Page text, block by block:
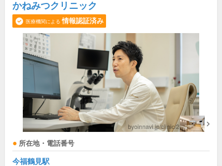
かねみつクリニック
医療機関による 情報認証済み
所在地・電話番号
今福鶴見駅